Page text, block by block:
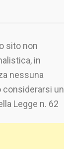
sito non
in
nessuna
considerarsi un
Legge n. 62